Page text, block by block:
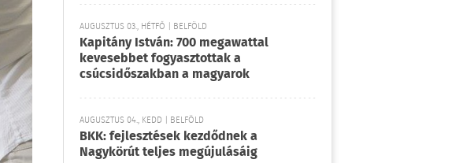
AUGUSZTUS 03., HÉTFŐ | BELFÖLD
Kapitány István: 700 megawattal
kevesebbet fogyasztottak a
csúcsidőszakban a magyarok
AUGUSZTUS 04., KEDD | BELFÖLD
BKK: fejlesztések kezdődnek a
Nagykörút teljes megújulásáig